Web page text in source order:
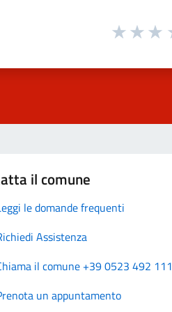
il comune
le domande frequenti
Assistenza
il comune +39 0523 492 111
un appuntamento